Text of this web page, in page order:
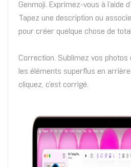
Genmoji. Exprimez-vous à l’aide
Tapez une description ou
pour créer quelque chose de
Correction. Sublimez vos
les éléments superflus en
cliquez, c’est corrigé.